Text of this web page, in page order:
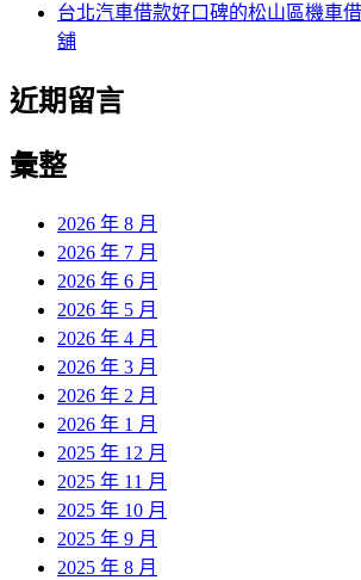
台北汽車借款好口碑的松山區機車
舖
近期留言
彙整
2026 年 8 月
2026 年 7 月
2026 年 6 月
2026 年 5 月
2026 年 4 月
2026 年 3 月
2026 年 2 月
2026 年 1 月
2025 年 12 月
2025 年 11 月
2025 年 10 月
2025 年 9 月
2025 年 8 月